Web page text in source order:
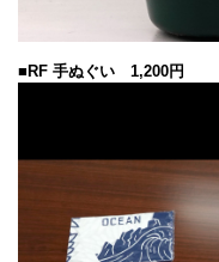
■RF 手ぬぐい 1,200円